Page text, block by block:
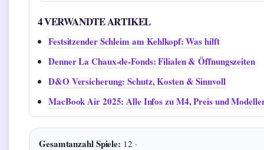
4 VERWANDTE ARTIKEL
Festsitzender Schleim am Kehlkopf: Was hilft
Denner La Chaux-de-Fonds: Filialen & Öffnungszeiten
D&O Versicherung: Schutz, Kosten & Sinnvoll
MacBook Air 2025: Alle Infos zu M4, Preis und
Gesamtanzahl Spiele: 12 ·